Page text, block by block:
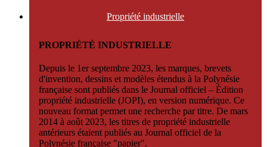
Propriété industrielle
PROPRIÉTÉ INDUSTRIELLE
Depuis le 1er septembre 2023, les marques, brevets
d'invention, dessins et modèles étendus à la Polynésie
française sont publiés dans le Journal officiel – Édition
propriété industrielle (JOPI), en version numérique. Ce
nouveau format permet une recherche par titre. De mars
2014 à août 2023, les titres de propriété industrielle
antérieurs étaient publiés au Journal officiel de la
Polynésie française "papier".